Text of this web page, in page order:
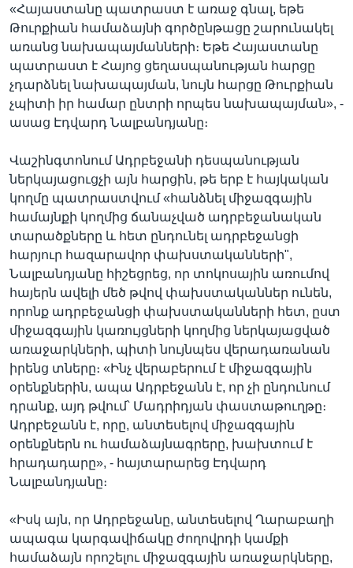
«Հայաստանը պատրաստ է առաջ գնալ, եթե
Թուրքիան համաձայնի գործընթացը շարունակել
առանց նախապայմանների։ Եթե Հայաստանը
պատրաստ է Հայոց ցեղասպանության հարցը
չդարձնել նախապայման, նույն հարցը Թուրքիան
չպիտի իր համար ընտրի որպես նախապայման», -
ասաց Էդվարդ Նալբանդյանը։
Վաշինգտոնում Ադրբեջանի դեսպանության
ներկայացուցչի այն հարցին, թե երբ է հայկական
կողմը պատրաստվում «հանձնել միջազգային
համայնքի կողմից ճանաչված ադրբեջանական
տարածքները և հետ ընդունել ադրբեջանցի
հարյուր հազարավոր փախստականների",
Նալբանդյանը հիշեցրեց, որ տոկոսային առումով
հայերն ավելի մեծ թվով փախստականներ ունեն,
որոնք ադրբեջանցի փախստականների հետ, ըստ
միջազգային կառույցների կողմից ներկայացված
առաջարկների, պիտի նույնպես վերադառանան
իրենց տները։ «Ինչ վերաբերում է միջազգային
օրենքներին, ապա Ադրբեջանն է, որ չի ընդունում
դրանք, այդ թվում՝ Մադրիդյան փաստաթուղթը։
Ադրբեջանն է, որը, անտեսելով միջազգային
օրենքներն ու համաձայնագրերը, խախտում է
հրադադարը», - հայտարարեց Էդվարդ
Նալբանդյանը։
«Իսկ այն, որ Ադրբեջանը, անտեսելով Ղարաբաղի
ապագա կարգավիճակը ժողովրդի կամքի
համաձայն որոշելու միջազգային առաջարկները,